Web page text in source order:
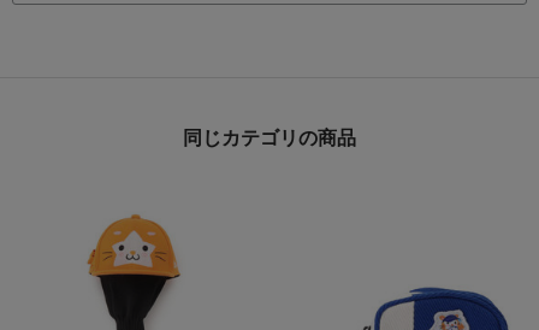
同じカテゴリの商品